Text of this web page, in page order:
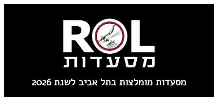
מסעדות מומלצות בתל אביב לשנת 2026